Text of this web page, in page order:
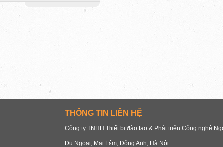
THÔNG TIN LIÊN HỆ
Công ty TNHH Thiết bị đào tạo & Phát triển Công nghệ
Du Ngoại, Mai Lâm, Đông Anh, Hà Nội